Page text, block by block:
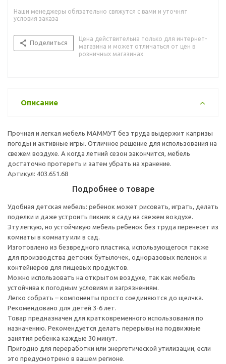
Наши менеджеры обязательно свяжутся с вами и уточнят
условия заказа
Поделиться
Цена действительна только для интернет-
магазина и может отличаться от цен в
розничных магазинах
Описание
Прочная и легкая мебель МАММУТ без труда выдержит капризы
погоды и активные игры. Отличное решение для использования на
свежем воздухе. А когда летний сезон закончится, мебель
достаточно протереть и затем убрать на хранение.
Артикул: 403.651.68
Подробнее о товаре
Удобная детская мебель: ребенок может рисовать, играть, делать
поделки и даже устроить пикник в саду на свежем воздухе.
Эту легкую, но устойчивую мебель ребенок без труда перенесет из
комнаты в комнату или в сад.
Изготовлено из безвредного пластика, использующегося также
для производства детских бутылочек, одноразовых пеленок и
контейнеров для пищевых продуктов.
Можно использовать на открытом воздухе, так как мебель
устойчива к погодным условиям и загрязнениям.
Легко собрать – компоненты просто соединяются до щелчка.
Рекомендовано для детей 3-6 лет.
Товар предназначен для кратковременного использования по
назначению. Рекомендуется делать перерывы на подвижные
занятия ребенка каждые 30 минут.
Пригодно для переработки или энергетической утилизации, если
это предусмотрено в вашем регионе.